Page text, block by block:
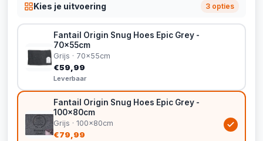
Kies je uitvoering 3 opties
Fantail Origin Snug Hoes Epic Grey -
70x55cm
Grijs · 70x55cm
€59,99
Leverbaar
Fantail Origin Snug Hoes Epic Grey -
100x80cm
Grijs · 100x80cm
€79,99